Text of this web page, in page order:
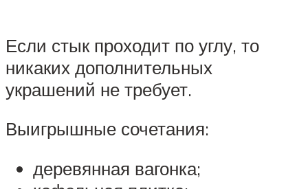
Если стык проходит по углу, то
никаких дополнительных
украшений не требует.
Выигрышные сочетания:
деревянная вагонка;